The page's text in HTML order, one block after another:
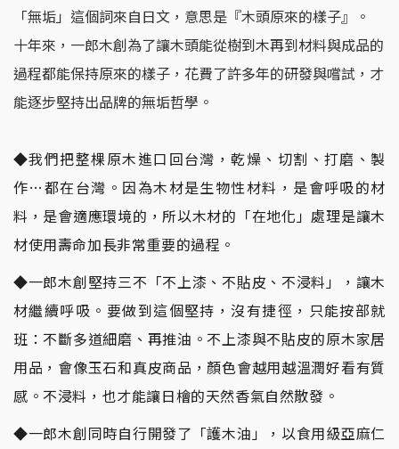
「無垢」這個詞來自日文，意思是『木頭原來的樣子』。
十年來，一郎木創為了讓木頭能從樹到木再到材料與成品的
過程都能保持原來的樣子，花費了許多年的研發與嚐試，才
能逐步堅持出品牌的無垢哲學。
◆我們把整棵原木進口回台灣，乾燥、切割、打磨、製
作…都在台灣。因為木材是生物性材料，是會呼吸的材
料，是會適應環境的，所以木材的「在地化」處理是讓木
材使用壽命加長非常重要的過程。
◆一郎木創堅持三不「不上漆、不貼皮、不浸料」，讓木
材繼續呼吸。要做到這個堅持，沒有捷徑，只能按部就
班：不斷多道細磨、再推油。不上漆與不貼皮的原木家居
用品，會像玉石和真皮商品，顏色會越用越溫潤好看有質
感。不浸料，也才能讓日檜的天然香氣自然散發。
◆一郎木創同時自行開發了「護木油」，以食用級亞麻仁